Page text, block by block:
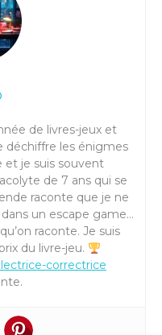
de livres-jeux et
déchiffre les énigmes
je suis souvent
de 7 ans qui se
raconte que je ne
un escape game…
raconte. Je suis
du livre-jeu.
correctrice